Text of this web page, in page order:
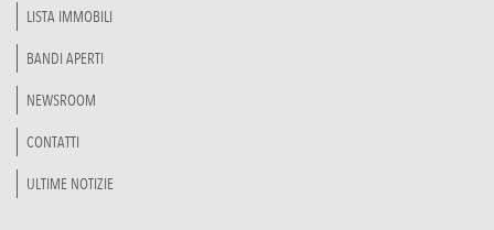
LISTA IMMOBILI
BANDI APERTI
NEWSROOM
CONTATTI
ULTIME NOTIZIE